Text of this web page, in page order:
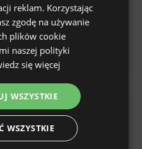
Od 16:00
Do 10:00
rezerwacji: do 30 dni przed
Polska
GERMAN
DUTCH
reklam. Korzystając
zgodę na używanie
plików cookie
naszej polityki
się więcej
WSZYSTKIE
WSZYSTKIE